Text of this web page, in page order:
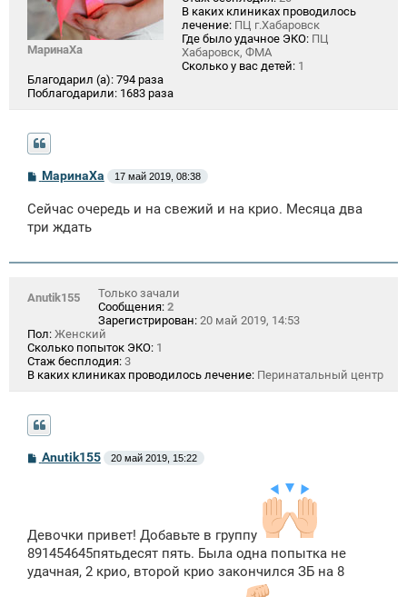
МаринаХа
В каких клиниках проводилось
лечение: ПЦ г.Хабаровск
Где было удачное ЭКО: ПЦ
Хабаровск, ФМА
Сколько у вас детей: 1
Благодарил (а): 794 раза
Поблагодарили: 1683 раза
С
о
б
щ
и
МаринаХа 17 май 2019, 08:38
Сейчас очередь и на свежий и на крио. Месяца два
три ждать
Anutik155
Только зачали
Сообщения: 2
Зарегистрирован: 20 май 2019, 14:53
Пол: Женский
Сколько попыток ЭКО: 1
Стаж бесплодия: 3
В каких клиниках проводилось лечение: Перинатальный центр
С
о
н
и
е
Anutik155 20 май 2019, 15:22
Девочки привет! Добавьте в группу
891454645пятьдесят пять. Была одна попытка не
удачная, 2 крио, второй крио закончился ЗБ на 8